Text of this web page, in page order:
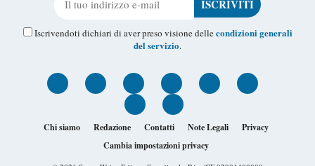
Iscrivendoti dichiari di aver preso visione dellecondizioni generali
del servizio.
Chi siamo Redazione Contatti Note Legali
Privacy
Cambia impostazioni privacy